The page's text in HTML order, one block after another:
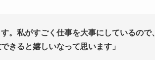
。私がすごく仕事を大事にしているので
きると嬉しいなって思います」